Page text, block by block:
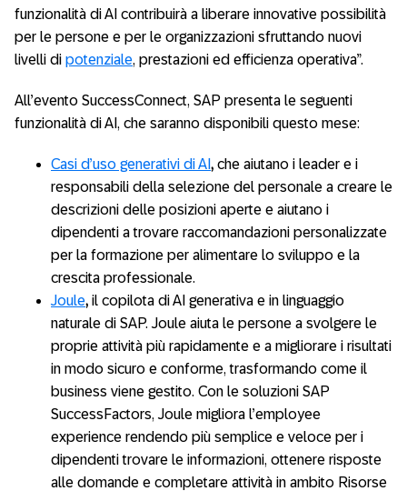
funzionalità di AI contribuirà a liberare innovative possibilità
per le persone e per le organizzazioni sfruttando nuovi
livelli di potenziale, prestazioni ed efficienza operativa”.
All’evento SuccessConnect, SAP presenta le seguenti
funzionalità di AI, che saranno disponibili questo mese:
Casi d’uso generativi di AI , che aiutano i leader e i
responsabili della selezione del personale a creare le
descrizioni delle posizioni aperte e aiutano i
dipendenti a trovare raccomandazioni personalizzate
per la formazione per alimentare lo sviluppo e la
crescita professionale.
Joule, il copilota di AI generativa e in linguaggio
naturale di SAP. Joule aiuta le persone a svolgere le
proprie attività più rapidamente e a migliorare i risultati
in modo sicuro e conforme, trasformando come il
business viene gestito. Con le soluzioni SAP
SuccessFactors, Joule migliora l’employee
experience rendendo più semplice e veloce per i
dipendenti trovare le informazioni, ottenere risposte
alle domande e completare attività in ambito Risorse